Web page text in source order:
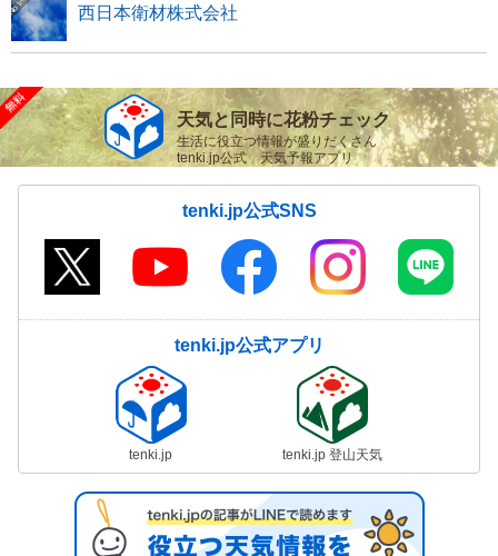
西日本衛材株式会社
天気と同時に花粉チェック
生活に役立つ情報が盛りだくさん
tenki.jp公式 天気予報アプリ
tenki.jp公式SNS
tenki.jp公式アプリ
tenki.jp tenki.jp 登山天気